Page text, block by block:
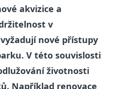
akvizice a
v
nové přístupy
V této souvislosti
životnosti
Například renovace